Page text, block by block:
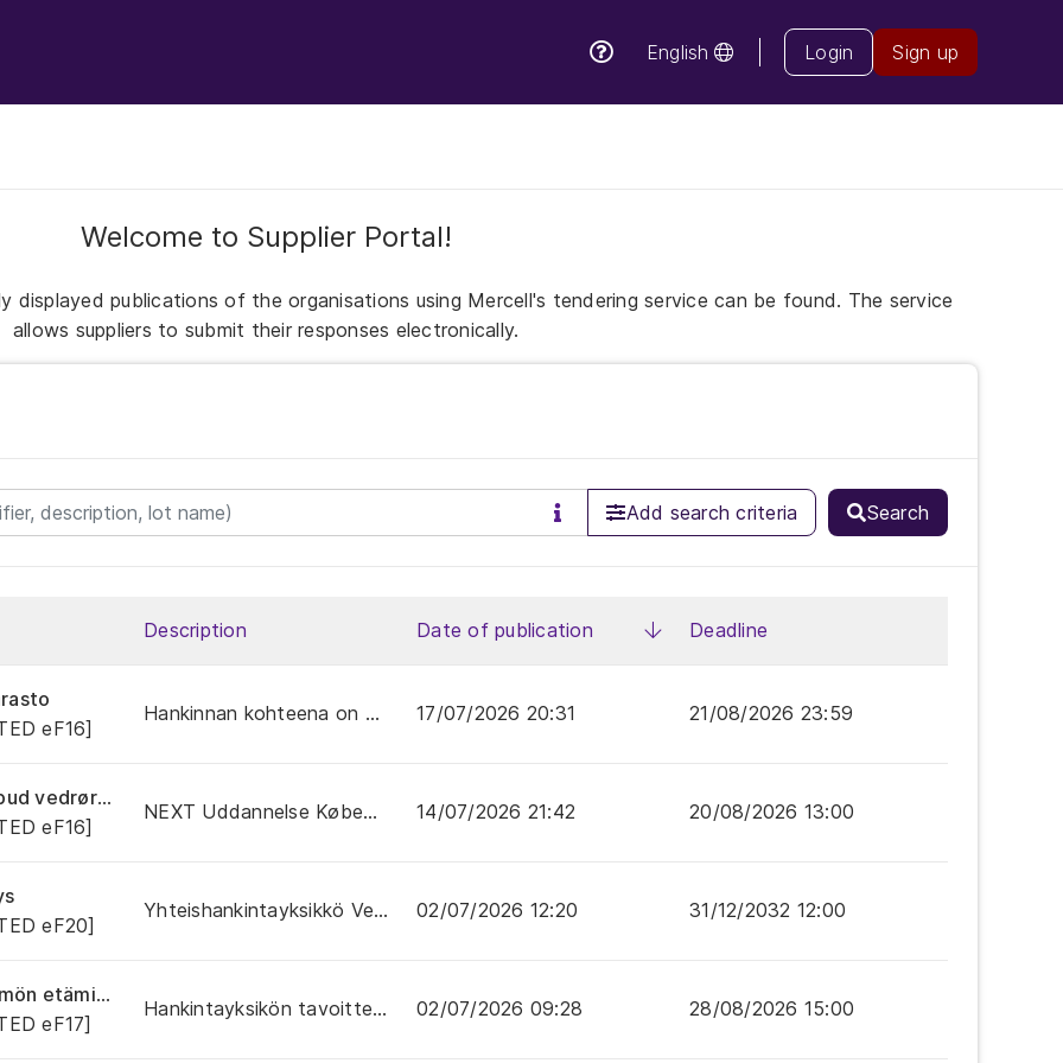
English Login Sign up
Welcome to Supplier Portal!
displayed publications of the organisations using Mercell's tendering service can be found. The service
Add search criteria Search
Description Date of publication Deadline
eF16]
Hankinnan kohteena on sähköverkkotarvikkeiden omavarasto- ja toimituspalvelu tilaajan käyttöön. Toim... 17/07/2026 20:31 21/08/2026 23:59
samt tilknyttede rådgivningsydelser
eF16]
NEXT Uddannelse København udbyder Kontrakt vedrørende lovpligtige revisionsydelser samt tilknyttede ... 14/07/2026 21:42 20/08/2026 13:00
eF20]
Yhteishankintayksikkö Velora Oy perustaa hankintajärjestelmän, jossa hankinnan kohteena ovat työterv... 02/07/2026 12:20 31/12/2032 12:00
hankinta ohjelmistopalveluna
eF17]
Hankintayksikön tavoitteena on hankkia lainsäädännön vaatimukset täyttävät laadukkaat ja kustannuste... 02/07/2026 09:28 28/08/2026 15:00